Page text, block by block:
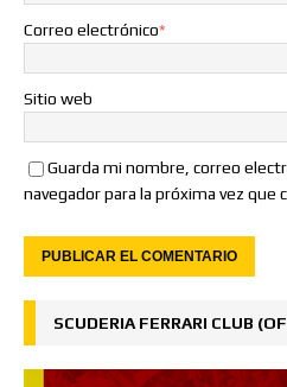
Correo electrónico*
Sitio web
Guarda mi nombre, correo
navegador para la próxima vez que
SCUDERIA FERRARI CLUB